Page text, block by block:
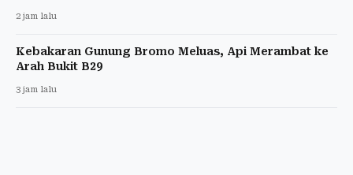
2 jam lalu
Kebakaran Gunung Bromo Meluas, Api Merambat ke
Arah Bukit B29
3 jam lalu